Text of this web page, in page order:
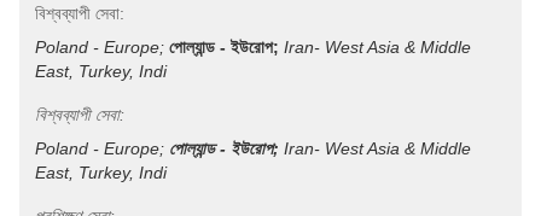
বিশ্বব্যাপী সেবা:
Poland - Europe; পোল্যান্ড - ইউরোপ; Iran- West Asia & Middle
East, Turkey, Indi
বিশ্বব্যাপী সেবা:
Poland - Europe; পোল্যান্ড - ইউরোপ; Iran- West Asia & Middle
East, Turkey, Indi